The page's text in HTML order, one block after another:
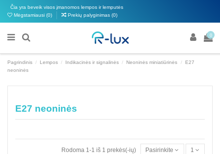
Čia yra beveik visos įmanomos lempos ir lemputės
Mėgstamiausi (0) Prekių palyginimas (0)
0
Pagrindinis Lempos Indikacinės ir signalinės Neoninės miniatiūrinės
E27
neoninės
E27 neoninės
Rodoma 1-1 iš 1 prekės(-ių) Pasirinkite 1